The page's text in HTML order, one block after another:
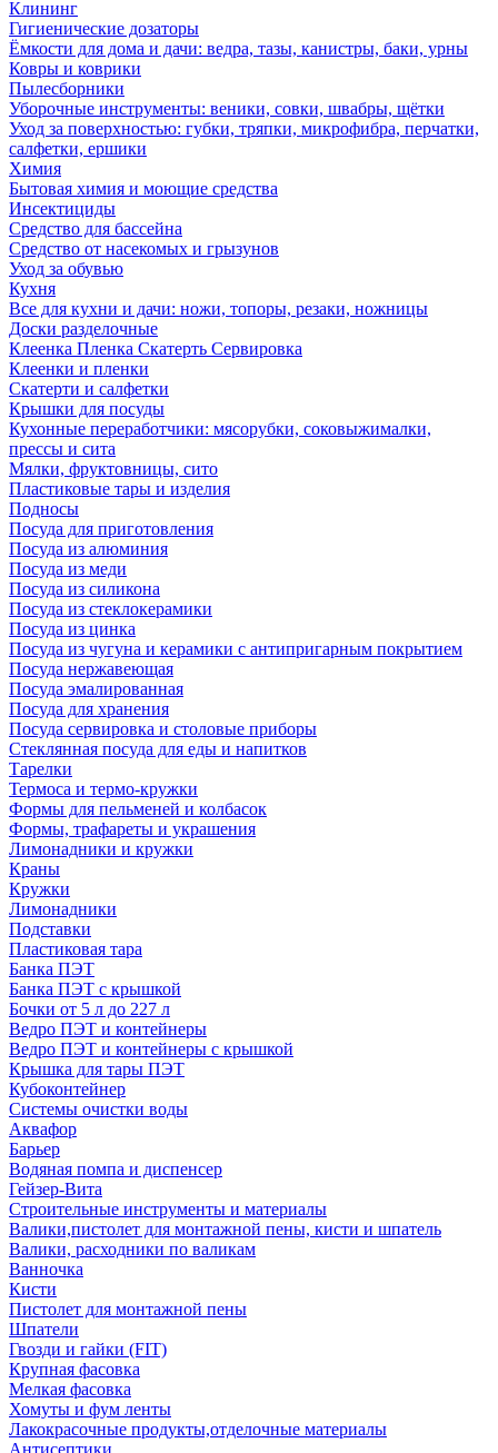
Клининг
Гигиенические дозаторы
Ёмкости для дома и дачи: ведра, тазы, канистры, баки, урны
Ковры и коврики
Пылесборники
Уборочные инструменты: веники, совки, швабры, щётки
Уход за поверхностью: губки, тряпки, микрофибра, перчатки,
салфетки, ершики
Химия
Бытовая химия и моющие средства
Инсектициды
Средство для бассейна
Средство от насекомых и грызунов
Уход за обувью
Кухня
Все для кухни и дачи: ножи, топоры, резаки, ножницы
Доски разделочные
Клеенка Пленка Скатерть Сервировка
Клеенки и пленки
Скатерти и салфетки
Крышки для посуды
Кухонные переработчики: мясорубки, соковыжималки,
прессы и сита
Мялки, фруктовницы, сито
Пластиковые тары и изделия
Подносы
Посуда для приготовления
Посуда из алюминия
Посуда из меди
Посуда из силикона
Посуда из стеклокерамики
Посуда из цинка
Посуда из чугуна и керамики с антипригарным покрытием
Посуда нержавеющая
Посуда эмалированная
Посуда для хранения
Посуда сервировка и столовые приборы
Стеклянная посуда для еды и напитков
Тарелки
Термоса и термо-кружки
Формы для пельменей и колбасок
Формы, трафареты и украшения
Лимонадники и кружки
Краны
Кружки
Лимонадники
Подставки
Пластиковая тара
Банка ПЭТ
Банка ПЭТ с крышкой
Бочки от 5 л до 227 л
Ведро ПЭТ и контейнеры
Ведро ПЭТ и контейнеры с крышкой
Крышка для тары ПЭТ
Кубоконтейнер
Системы очистки воды
Аквафор
Барьер
Водяная помпа и диспенсер
Гейзер-Вита
Строительные инструменты и материалы
Валики,пистолет для монтажной пены, кисти и шпатель
Валики, расходники по валикам
Ванночка
Кисти
Пистолет для монтажной пены
Шпатели
Гвозди и гайки (FIT)
Крупная фасовка
Мелкая фасовка
Хомуты и фум ленты
Лакокрасочные продукты,отделочные материалы
Антисептики